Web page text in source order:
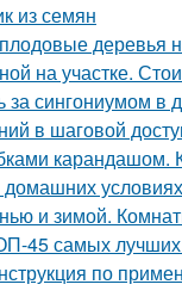
из семян
деревья
на участке.
за сингониумом
в шаговой
карандашом.
домашних
и зимой.
45 самых
по